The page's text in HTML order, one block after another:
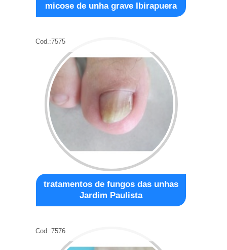
micose de unha grave Ibirapuera
Cod.:7575
tratamentos de fungos das unhas
Jardim Paulista
Cod.:7576